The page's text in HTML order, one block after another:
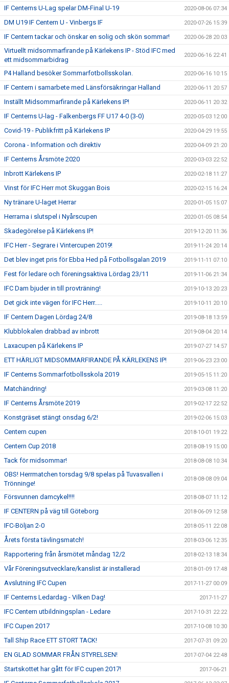
IF Centerns U-Lag spelar DM-Final U-19 2020-08-06 07:34
DM U19 IF Centern U - Vinbergs IF 2020-07-26 15:39
IF Centern tackar och önskar en solig och skön sommar! 2020-06-28 20:03
Virtuellt midsommarfirande på Kärlekens IP - Stöd IFC med
ett midsommarbidrag
2020-06-16 22:41
P4 Halland besöker Sommarfotbollsskolan. 2020-06-16 10:15
IF Centern i samarbete med Länsförsäkringar Halland 2020-06-11 20:57
Inställt Midsommarfirande på Kärlekens IP! 2020-06-11 20:32
IF Centerns U-lag - Falkenbergs FF U17 4-0 (3-0) 2020-05-03 12:00
Covid-19 - Publikfritt på Kärlekens IP 2020-04-29 19:55
Corona - Information och direktiv 2020-04-09 21:20
IF Centerns Årsmöte 2020 2020-03-03 22:52
Inbrott Kärlekens IP 2020-02-18 11:27
Vinst för IFC Herr mot Skuggan Bois 2020-02-15 16:24
Ny tränare U-laget Herrar 2020-01-05 15:07
Herrarna i slutspel i Nyårscupen 2020-01-05 08:54
Skadegörelse på Kärlekens IP! 2019-12-20 11:36
IFC Herr - Segrare i Vintercupen 2019! 2019-11-24 20:14
Det blev inget pris för Ebba Hed på Fotbollsgalan 2019 2019-11-11 07:10
Fest för ledare och föreningsaktiva Lördag 23/11 2019-11-06 21:34
IFC Dam bjuder in till provträning! 2019-10-13 20:23
Det gick inte vägen för IFC Herr..... 2019-10-11 20:10
IF Centern Dagen Lördag 24/8 2019-08-18 13:59
Klubblokalen drabbad av inbrott 2019-08-04 20:14
Laxacupen på Kärlekens IP 2019-07-27 14:57
ETT HÄRLIGT MIDSOMMARFIRANDE PÅ KÄRLEKENS IP! 2019-06-23 23:00
IF Centerns Sommarfotbollsskola 2019 2019-05-15 11:20
Matchändring! 2019-03-08 11:20
IF Centerns Årsmöte 2019 2019-02-17 22:52
Konstgräset stängt onsdag 6/2! 2019-02-06 15:03
Centern cupen 2018-10-01 19:22
Centern Cup 2018 2018-08-19 15:00
Tack för midsommar! 2018-08-08 10:34
OBS! Herrmatchen torsdag 9/8 spelas på Tuvasvallen i
Trönninge!
2018-08-08 09:04
Försvunnen damcykel!!!! 2018-08-07 11:12
IF CENTERN på väg till Göteborg 2018-06-09 12:58
IFC-Böljan 2-0 2018-05-11 22:08
Årets första tävlingsmatch! 2018-03-06 12:35
Rapportering från årsmötet måndag 12/2 2018-02-13 18:34
Vår Föreningsutvecklare/kanslist är installerad 2018-01-09 17:48
Avslutning IFC Cupen 2017-11-27 00:09
IF Centerns Ledardag - Vilken Dag! 2017-11-27
IFC Centern utbildningsplan - Ledare 2017-10-31 22:22
IFC Cupen 2017 2017-10-08 10:30
Tall Ship Race ETT STORT TACK! 2017-07-31 09:20
EN GLAD SOMMAR FRÅN STYRELSEN! 2017-07-04 22:48
Startskottet har gått för IFC cupen 2017! 2017-06-21